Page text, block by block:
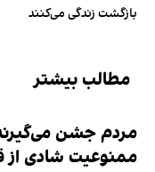
بازگشت زندگی می‌کنند
مطالب بیشتر
مردم جشن
ممنوعیت شادی از